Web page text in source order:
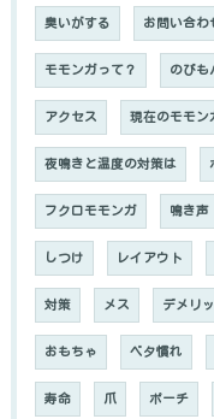
臭いがする お問い合わ
モモンガって？ のびも
アクセス 現在のモモン
夜鳴きと温度の対策は
フクロモモンガ 鳴き声
しつけ レイアウト
対策 メス デメリ
おもちゃ ベタ慣れ
寿命 爪 ポーチ